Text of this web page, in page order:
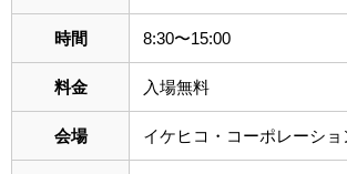
時間 8:30〜15:00
料金 入場無料
会場 イケヒコ・コーポレーショ